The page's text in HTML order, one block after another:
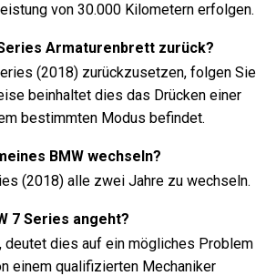
von 30.000 Kilometern erfolgen.
Armaturenbrett zurück?
(2018) zurückzusetzen, folgen Sie
beinhaltet dies das Drücken einer
bestimmten Modus befindet.
BMW wechseln?
(2018) alle zwei Jahre zu wechseln.
7 Series angeht?
deutet dies auf ein mögliches Problem
einem qualifizierten Mechaniker